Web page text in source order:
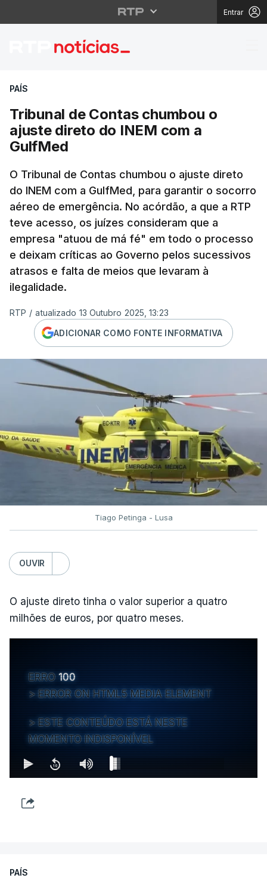
Entrar
Tribunal de Contas
PAÍS
Tribunal de Contas chumbou o
ajuste direto do INEM com a
GulfMed
O Tribunal de Contas chumbou o ajuste direto
do INEM com a GulfMed, para garantir o socorro
aéreo de emergência. No acórdão, a que a RTP
teve acesso, os juízes consideram que a
empresa "atuou de má fé" em todo o processo
e deixam críticas ao Governo pelos sucessivos
atrasos e falta de meios que levaram à
ilegalidade.
RTP / atualizado 13 Outubro 2025, 13:23
ADICIONAR COMO FONTE INFORMATIVA
Tiago Petinga - Lusa
OUVIR
O ajuste direto tinha o valor superior a quatro
milhões de euros, por quatro meses.
ERRO 100
ERROR ON HTML5 MEDIA ELEMENT
ESTE CONTEÚDO ESTÁ NESTE
MOMENTO INDISPONÍVEL
PAÍS